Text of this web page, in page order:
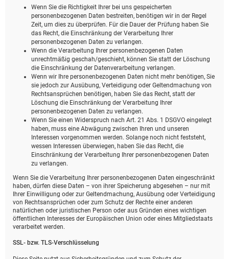
Wenn Sie die Richtigkeit Ihrer bei uns gespeicherten
personenbezogenen Daten bestreiten, benötigen wir in der Regel
Zeit, um dies zu überprüfen. Für die Dauer der Prüfung haben Sie
das Recht, die Einschränkung der Verarbeitung Ihrer
personenbezogenen Daten zu verlangen.
Wenn die Verarbeitung Ihrer personenbezogenen Daten
unrechtmäßig geschah/geschieht, können Sie statt der Löschung
die Einschränkung der Datenverarbeitung verlangen.
Wenn wir Ihre personenbezogenen Daten nicht mehr benötigen, Sie
sie jedoch zur Ausübung, Verteidigung oder Geltendmachung von
Rechtsansprüchen benötigen, haben Sie das Recht, statt der
Löschung die Einschränkung der Verarbeitung Ihrer
personenbezogenen Daten zu verlangen.
Wenn Sie einen Widerspruch nach Art. 21 Abs. 1 DSGVO eingelegt
haben, muss eine Abwägung zwischen Ihren und unseren
Interessen vorgenommen werden. Solange noch nicht feststeht,
wessen Interessen überwiegen, haben Sie das Recht, die
Einschränkung der Verarbeitung Ihrer personenbezogenen Daten
zu verlangen.
Wenn Sie die Verarbeitung Ihrer personenbezogenen Daten eingeschränkt
haben, dürfen diese Daten – von ihrer Speicherung abgesehen – nur mit
Ihrer Einwilligung oder zur Geltendmachung, Ausübung oder Verteidigung
von Rechtsansprüchen oder zum Schutz der Rechte einer anderen
natürlichen oder juristischen Person oder aus Gründen eines wichtigen
öffentlichen Interesses der Europäischen Union oder eines Mitgliedstaats
verarbeitet werden.
SSL- bzw. TLS-Verschlüsselung